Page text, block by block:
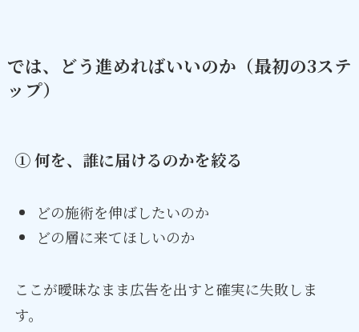
では、どう進めればいいのか（最初の3ステ
ップ）
① 何を、誰に届けるのかを絞る
どの施術を伸ばしたいのか
どの層に来てほしいのか
ここが曖昧なまま広告を出すと確実に失敗しま
す。